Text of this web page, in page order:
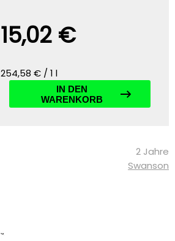
15,02 €
254,58 € / 1 l
IN DEN
WARENKORB
2 Jahre
Swanson